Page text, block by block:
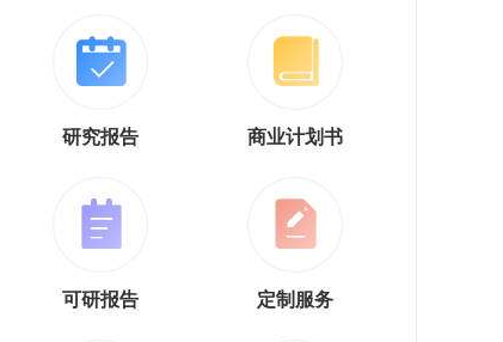
研究报告 商业计划书
可研报告 定制服务